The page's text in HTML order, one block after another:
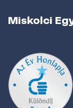
Miskolci